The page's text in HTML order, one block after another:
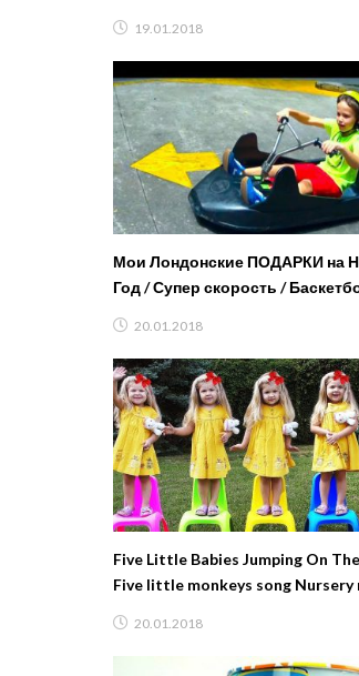
19.01.2018
Мои Лондонские ПОДАРКИ на
Год / Супер скорость /
20.01.2018
Five Little Babies Jumping On
Five little monkeys song Nursery
20.01.2018